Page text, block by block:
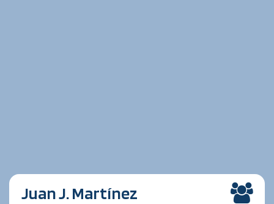
Juan J. Martínez